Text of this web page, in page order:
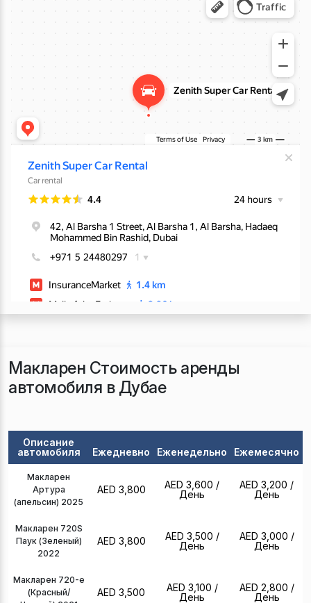
Макларен Стоимость аренды
автомобиля в Дубае
Описание
автомобиля
Ежедневно Еженедельно Ежемесячно
Макларен
Артура
(апельсин) 2025
AED 3,800 AED 3,600 /
День
AED 3,200 /
День
Макларен 720S
Паук (Зеленый)
2022
AED 3,800 AED 3,500 /
День
AED 3,000 /
День
Макларен 720-е
(Красный/
AED 3,500 AED 3,100 /
День
AED 2,800 /
День